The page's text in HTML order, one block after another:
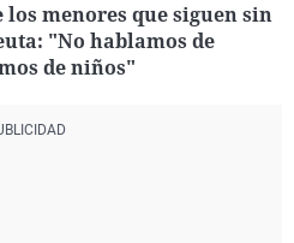
los menores que siguen sin
"No hablamos de
de niños"